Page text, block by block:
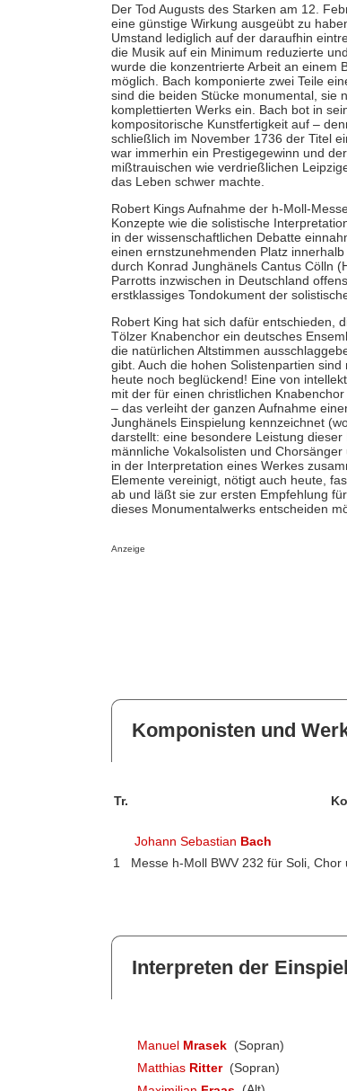
Der Tod Augusts des Starken am 12.
eine günstige Wirkung ausgeübt zu
Umstand lediglich auf der daraufhin
die Musik auf ein Minimum reduzierte
wurde die konzentrierte Arbeit an einem
möglich. Bach komponierte zwei Teile
sind die beiden Stücke monumental, sie
komplettierten Werks ein. Bach bot in
kompositorische Kunstfertigkeit auf –
schließlich im November 1736 der Titel
war immerhin ein Prestigegewinn und
mißtrauischen wie verdrießlichen
das Leben schwer machte.
Robert Kings Aufnahme der h-Moll-
Konzepte wie die solistische
in der wissenschaftlichen Debatte
einen ernstzunehmenden Platz
durch Konrad Junghänels Cantus Cölln
Parrotts inzwischen in Deutschland
erstklassiges Tondokument der
Robert King hat sich dafür entschieden,
Tölzer Knabenchor ein deutsches
die natürlichen Altstimmen
gibt. Auch die hohen Solistenpartien
heute noch beglückend! Eine von
mit der für einen christlichen
– das verleiht der ganzen Aufnahme
Junghänels Einspielung kennzeichnet
darstellt: eine besondere Leistung
männliche Vokalsolisten und
in der Interpretation eines Werkes
Elemente vereinigt, nötigt auch heute,
ab und läßt sie zur ersten Empfehlung
dieses Monumentalwerks entscheiden
Anzeige
Komponisten und
Tr.
Johann Sebastian Bach
1
Messe h-Moll BWV 232 für Soli, Chor
Interpreten der
Manuel Mrasek (Sopran)
Matthias Ritter (Sopran)